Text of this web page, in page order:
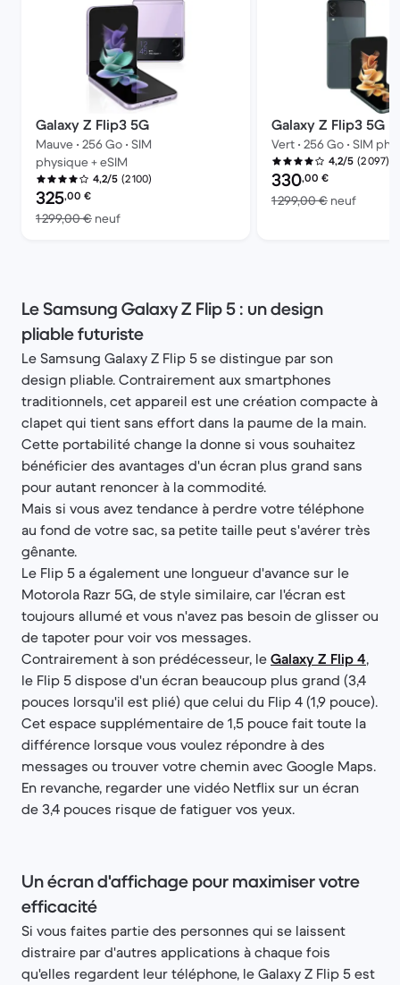
Galaxy Z Flip3 5G
Mauve • 256 Go • SIM
physique + eSIM
4,2/5 (2 100)
Prix reconditionné :
325,00 €
1 299,00 € neufcontre 1 299,00 € neuf
Galaxy Z Flip3 5G
Vert • 256 Go • SIM
4,2/5 (2 097)
Prix reconditionné :
330,00 €
1 299,00 € neufcontre
Le Samsung Galaxy Z Flip 5 : un design
pliable futuriste
Le Samsung Galaxy Z Flip 5 se distingue par son
design pliable. Contrairement aux smartphones
traditionnels, cet appareil est une création compacte à
clapet qui tient sans effort dans la paume de la main.
Cette portabilité change la donne si vous souhaitez
bénéficier des avantages d'un écran plus grand sans
pour autant renoncer à la commodité.
Mais si vous avez tendance à perdre votre téléphone
au fond de votre sac, sa petite taille peut s'avérer très
gênante.
Le Flip 5 a également une longueur d'avance sur le
Motorola Razr 5G, de style similaire, car l'écran est
toujours allumé et vous n'avez pas besoin de glisser ou
de tapoter pour voir vos messages.
Contrairement à son prédécesseur, le Galaxy Z Flip 4,
le Flip 5 dispose d'un écran beaucoup plus grand (3,4
pouces lorsqu'il est plié) que celui du Flip 4 (1,9 pouce).
Cet espace supplémentaire de 1,5 pouce fait toute la
différence lorsque vous voulez répondre à des
messages ou trouver votre chemin avec Google Maps.
En revanche, regarder une vidéo Netflix sur un écran
de 3,4 pouces risque de fatiguer vos yeux.
Un écran d'affichage pour maximiser votre
efficacité
Si vous faites partie des personnes qui se laissent
distraire par d'autres applications à chaque fois
qu'elles regardent leur téléphone, le Galaxy Z Flip 5 est